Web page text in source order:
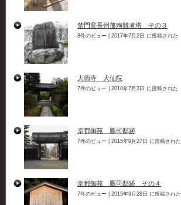
禁門変長州藩殉難者塔 その３
8件のビュー 2017年7月2日 に投稿された
大徳寺 大仙院
7件のビュー 2010年7月3日 に投稿された
京都御苑 鷹司邸跡
7件のビュー 2015年9月27日 に投稿された
京都御苑 鷹司邸跡 その４
7件のビュー 2015年9月28日 に投稿された